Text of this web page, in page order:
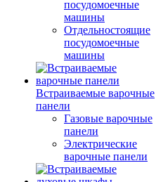
посудомоечные
машины
Отдельностоящие
посудомоечные
машины
Встраиваемые варочные
панели
Газовые варочные
панели
Электрические
варочные панели